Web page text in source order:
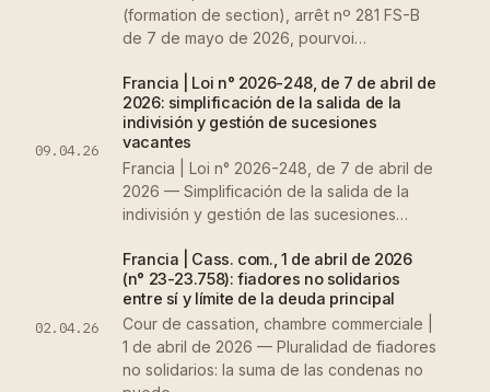
(formation de section), arrêt nº 281 FS-B
de 7 de mayo de 2026, pourvoi…
09.04.26
Francia | Loi n° 2026-248, de 7 de abril de
2026: simplificación de la salida de la
indivisión y gestión de sucesiones
vacantes
Francia | Loi n° 2026-248, de 7 de abril de
2026 — Simplificación de la salida de la
indivisión y gestión de las sucesiones…
02.04.26
Francia | Cass. com., 1 de abril de 2026
(n° 23-23.758): fiadores no solidarios
entre sí y límite de la deuda principal
Cour de cassation, chambre commerciale |
1 de abril de 2026 — Pluralidad de fiadores
no solidarios: la suma de las condenas no